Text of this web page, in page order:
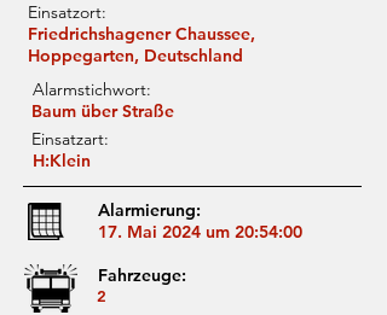
Einsatzort:
Friedrichshagener Chaussee,
Hoppegarten, Deutschland
Alarmstichwort:
Baum über Straße
Einsatzart:
H:Klein
Alarmierung:
17. Mai 2024 um 20:54:00
Fahrzeuge:
2